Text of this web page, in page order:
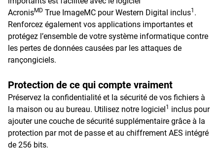
AcronisMD True ImageMC pour Western Digital inclus1 .
Renforcez également vos applications importantes et
protégez l’ensemble de votre système informatique contre
les pertes de données causées par les attaques de
rançongiciels.
Protection de ce qui compte vraiment
Préservez la confidentialité et la sécurité de vos fichiers à
la maison ou au bureau. Utilisez notre logiciel1
inclus pour
ajouter une couche de sécurité supplémentaire grâce à la
protection par mot de passe et au chiffrement AES intégré
de 256 bits.